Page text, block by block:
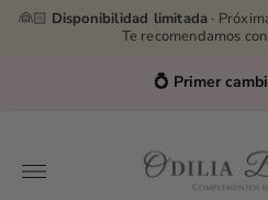
👰🏻 Disponibilidad limitada ·
Te recomendamos
💍 Primer